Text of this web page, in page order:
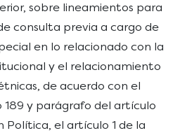
sobre lineamientos para
consulta previa a cargo de
en lo relacionado con la
y el relacionamiento
de acuerdo con el
189 y parágrafo del artículo
Política, el artículo 1 de la